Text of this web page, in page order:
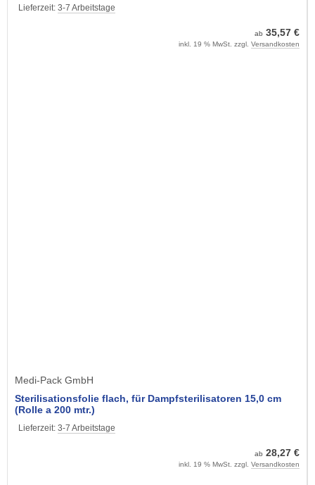
Lieferzeit: 3-7 Arbeitstage
ab 35,57 €
inkl. 19 % MwSt. zzgl. Versandkosten
Medi-Pack GmbH
Sterilisationsfolie flach, für Dampfsterilisatoren 15,0 cm
(Rolle a 200 mtr.)
Lieferzeit: 3-7 Arbeitstage
ab 28,27 €
inkl. 19 % MwSt. zzgl. Versandkosten